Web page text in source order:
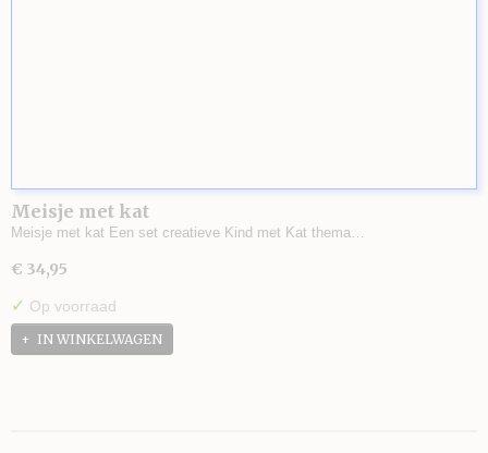
Meisje met kat
Meisje met kat Een set creatieve Kind met Kat thema…
€ 34,95
✓ Op voorraad
IN WINKELWAGEN